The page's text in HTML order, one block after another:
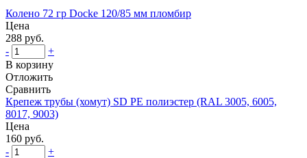
Колено 72 гр Docke 120/85 мм пломбир
Цена
288 руб.
-
+
В корзину
Отложить
Сравнить
Крепеж трубы (хомут) SD PE полиэстер (RAL 3005, 6005,
8017, 9003)
Цена
160 руб.
-
+